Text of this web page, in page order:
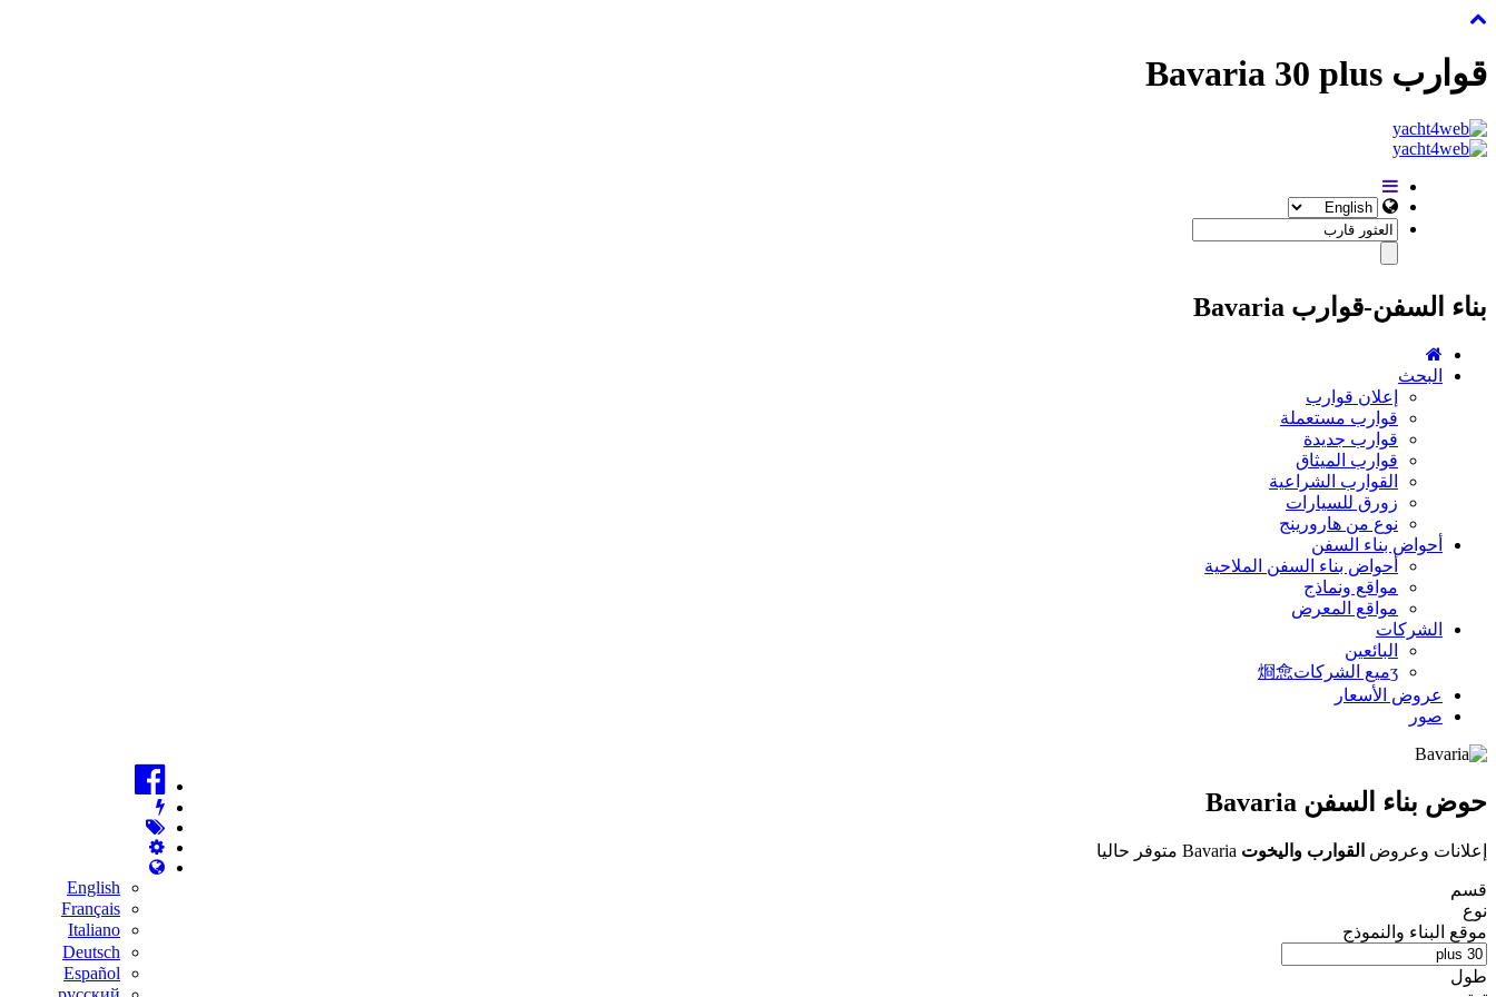
قوارب Bavaria 30 plus
بناء السفن-قوارب Bavaria
البحث
إعلان قوارب
قوارب مستعملة
قوارب جديدة
قوارب الميثاق
القوارب الشراعية
زورق للسيارات
نوع من هارورينج
أحواض بناء السفن
أحواض بناء السفن الملاحية
مواقع ونماذج
مواقع المعرض
الشركات
البائعين
ʒميع الشركات烱㥐
عروض الأسعار
صور
English
Français
Italiano
Deutsch
Español
حوض بناء السفن Bavaria
إعلانات وعروض القوارب واليخوت
قسم
نوع
موقع البناء والنموذج
طول